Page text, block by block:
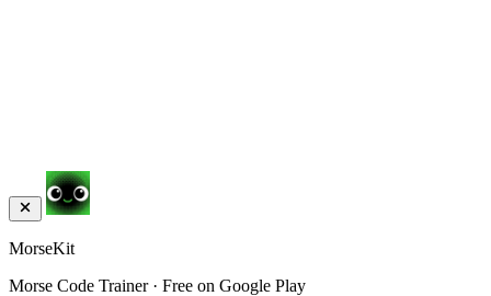
MorseKit
Morse Code Trainer · Free on Google Play